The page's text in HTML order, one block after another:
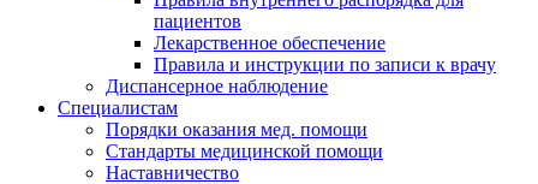
пациентов
Лекарственное обеспечение
Правила и инструкции по записи к врачу
Диспансерное наблюдение
Специалистам
Порядки оказания мед. помощи
Стандарты медицинской помощи
Наставничество